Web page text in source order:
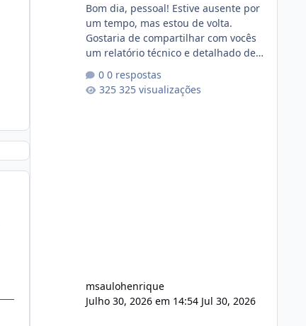
Bom dia, pessoal! Estive ausente por
um tempo, mas estou de volta.
Gostaria de compartilhar com vocês
um relatório técnico e detalhado de
conformidade referente
ao VOXPANEL (versão atualmente em
0 respostas
325 visualizações
msaulohenrique
Julho 30, 2026 em 14:54 Jul 30, 2026